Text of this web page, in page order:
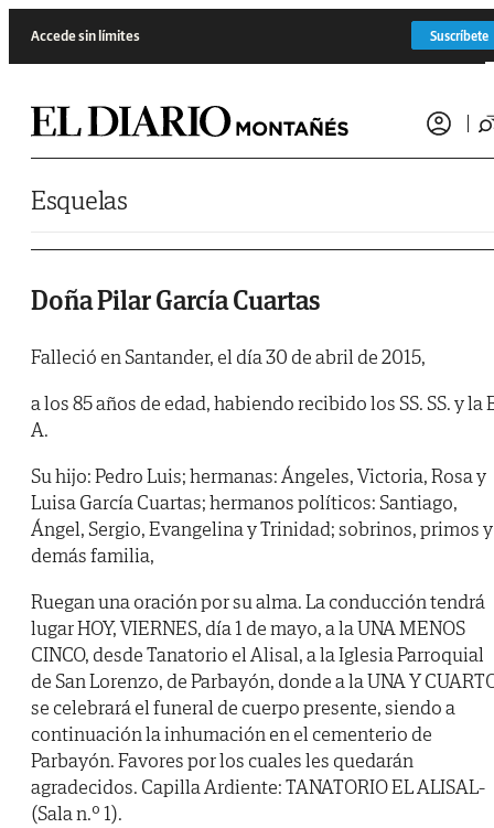
Accede sin límites Suscríbete
Esquelas
Doña Pilar García Cuartas
Falleció en Santander, el día 30 de abril de 2015,
a los 85 años de edad, habiendo recibido los SS. SS. y la
A.
Su hijo: Pedro Luis; hermanas: Ángeles, Victoria, Rosa y
Luisa García Cuartas; hermanos políticos: Santiago,
Ángel, Sergio, Evangelina y Trinidad; sobrinos, primos y
demás familia,
Ruegan una oración por su alma. La conducción tendrá
lugar HOY, VIERNES, día 1 de mayo, a la UNA MENOS
CINCO, desde Tanatorio el Alisal, a la Iglesia Parroquial
de San Lorenzo, de Parbayón, donde a la UNA Y
se celebrará el funeral de cuerpo presente, siendo a
continuación la inhumación en el cementerio de
Parbayón. Favores por los cuales les quedarán
agradecidos. Capilla Ardiente: TANATORIO EL ALISAL-
(Sala n.º 1).